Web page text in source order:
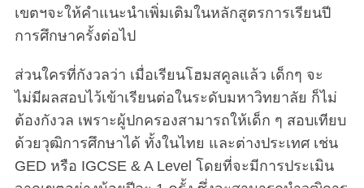
เขตฯจะให้คำแนะนำเพิ่มเติมในหลักสูตรการเรียนปี
การศึกษาครั้งต่อไป
ส่วนใครที่กังวลว่า เมื่อเรียนโฮมสคูลแล้ว เด็กๆ จะ
ไม่มีผลสอบไว้เข้าเรียนต่อในระดับมหาวิทยาลัย ก็ไม่
ต้องกังวล เพราะผู้ปกครองสามารถให้เด็ก ๆ สอบเทียบ
ด้วยวุฒิการศึกษาได้ ทั้งในไทย และต่างประเทศ เช่น
GED หรือ IGCSE & A Level โดยที่จะมีการประเมิน
S
a
h
f
o